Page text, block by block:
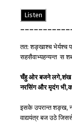
Listen
तत: शङ्खाश्च भेर्यश्च
सहसैवाभ्यहन्यन्त स
चँहुओरबजनेलगे,शंख
नरसिंगऔरमृदंग भी,
इसके उपरान्त शङ्ख,
वाद्ययंत्र बज उठे